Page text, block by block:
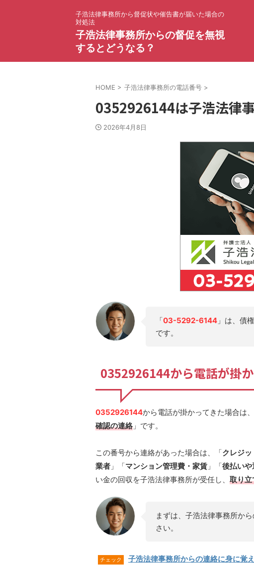
子浩法律事務所から督促状や催告書が届いた場合の
対処法
子浩法律事務所からの督促を無視
するとどうなる？
HOME > 子浩法律事務所の電話番号 >
0352926144は子浩法律
2026年4月8日
「03-5292-6144 」は、債
です。
0352926144から電話が掛
0352926144から電話が掛かってきた場合は
確認の連絡」です。
この番号から連絡があった場合は、「クレジ
業者 」「マンション管理費・家賃 」「後払い
い金の回収を子浩法律事務所が受任し、 取り立
まずは、子浩法律事務所か
さい。
チェック 子浩法律事務所からの連絡に身に覚